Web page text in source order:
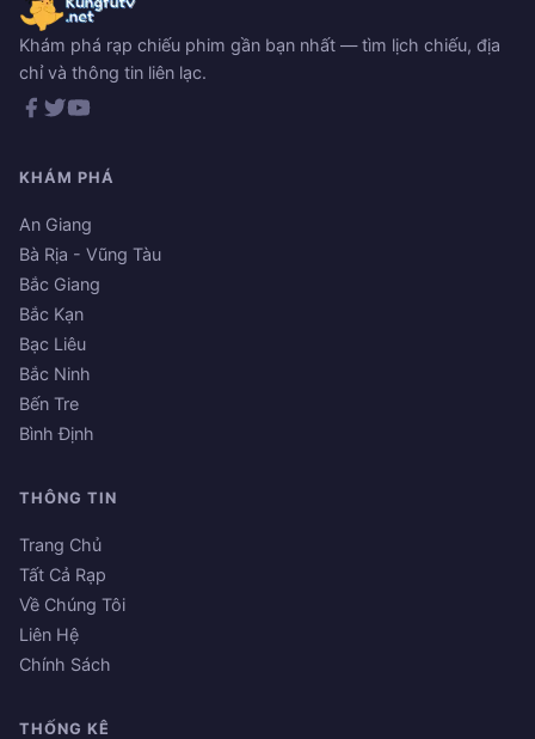
Khám phá rạp chiếu phim gần bạn nhất — tìm lịch chiếu, địa
chỉ và thông tin liên lạc.
KHÁM PHÁ
An Giang
Bà Rịa - Vũng Tàu
Bắc Giang
Bắc Kạn
Bạc Liêu
Bắc Ninh
Bến Tre
Bình Định
THÔNG TIN
Trang Chủ
Tất Cả Rạp
Về Chúng Tôi
Liên Hệ
Chính Sách
THỐNG KÊ